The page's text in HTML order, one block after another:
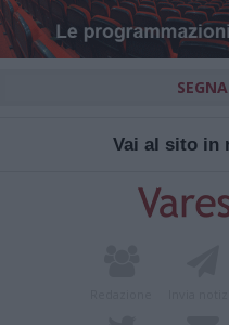
Vai al sito in